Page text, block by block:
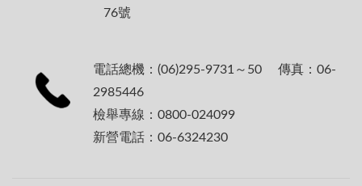
76號
電話總機：(06)295-9731～50 傳真：06-
2985446
檢舉專線：0800-024099
新營電話：06-6324230